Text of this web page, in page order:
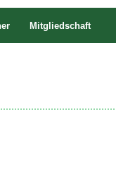
Mitgliedschaft